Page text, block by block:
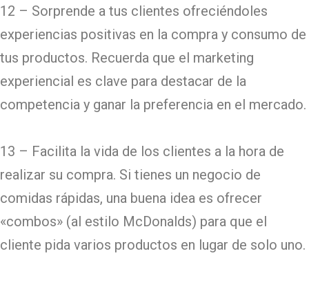
12 – Sorprende a tus clientes ofreciéndoles
experiencias positivas en la compra y consumo de
tus productos. Recuerda que el marketing
experiencial es clave para destacar de la
competencia y ganar la preferencia en el mercado.
13 – Facilita la vida de los clientes a la hora de
realizar su compra. Si tienes un negocio de
comidas rápidas, una buena idea es ofrecer
«combos» (al estilo McDonalds) para que el
cliente pida varios productos en lugar de solo uno.